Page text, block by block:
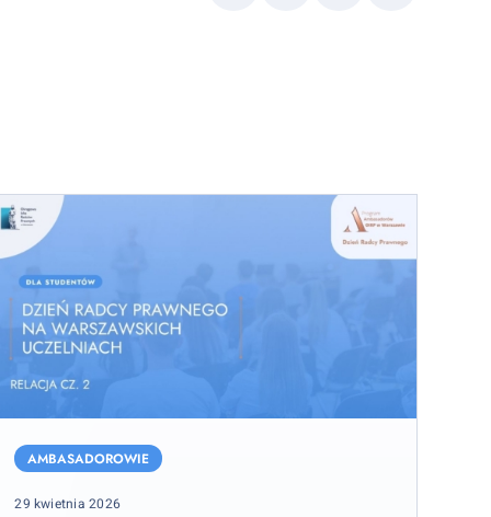
RadcyAMBASADOROWIE
Posted
29 kwietnia 2026